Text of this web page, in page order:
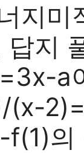
지미
답지
a
(x-
f(1)의